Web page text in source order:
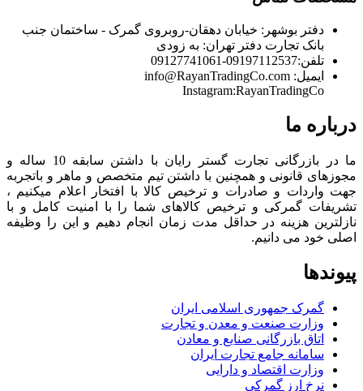
دفتر بوشهر: خیابان دهقان-روبروی گمرک - ساختمان جنب
بانک تجارت دفتر تهران: به زودی
تلفن:09197112537-09127741061
ایمیل: info@RayanTradingCo.com
Instagram:RayanTradingCo
درباره ما
ما در بازرگانی تجارت گستر رایان با داشتن سابقه 10 ساله و
مجوزهای قانونی و همچنین با داشتن تیم متخصص و ماهر و باتجربه
جهت واردات و صادرات و ترخیص کالا با افتخار اعلام میکنیم ،
تشریفات گمرکی و ترخیص کالاهای شما را با امنیت کامل و با
نازلترین هزینه در حداقل مدت زمان انجام دهیم و این را وظیفه
اصلی خود می دانیم.
پیوندها
گمرک جمهوری اسلامی ایران
وزارت صنعت و معدن و تجارت
اتاق بازرگانی صنایع و معادن
سامانه جامع تجارت ایران
وزارت اقتصاد و دارایی
نرخ ارز گمرکی